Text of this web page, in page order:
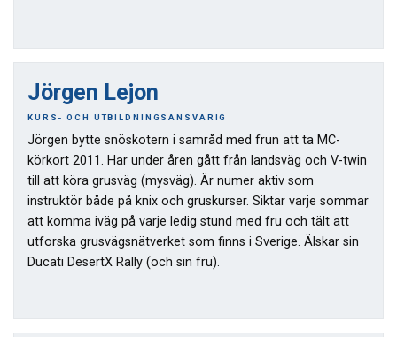
Jörgen Lejon
KURS- OCH UTBILDNINGSANSVARIG
Jörgen bytte snöskotern i samråd med frun att ta MC-
körkort 2011. Har under åren gått från landsväg och V-twin
till att köra grusväg (mysväg). Är numer aktiv som
instruktör både på knix och gruskurser. Siktar varje sommar
att komma iväg på varje ledig stund med fru och tält att
utforska grusvägsnätverket som finns i Sverige. Älskar sin
Ducati DesertX Rally (och sin fru).